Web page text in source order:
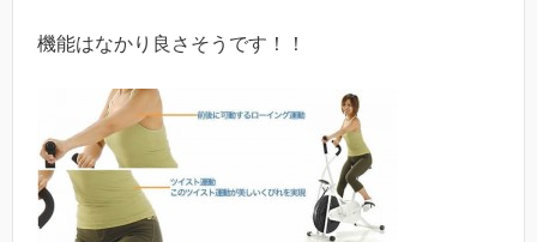
機能はなかり良さそうです！！